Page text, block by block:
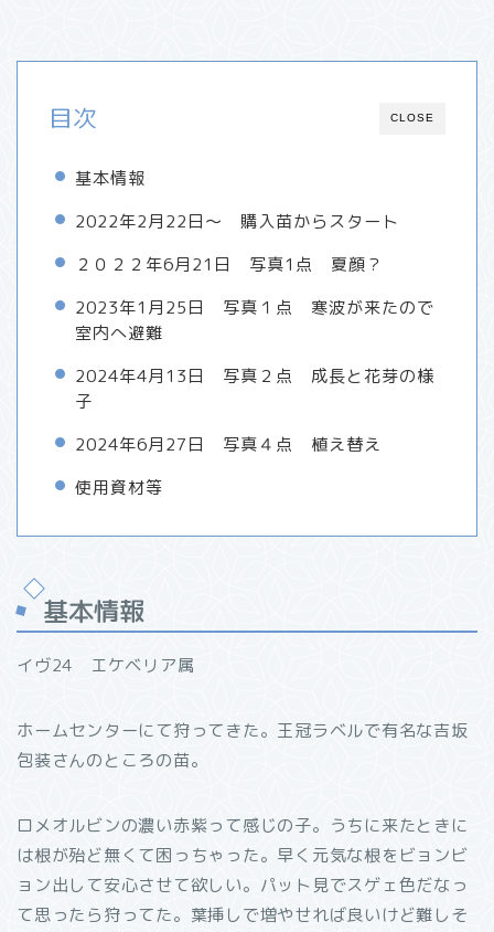
CLOSE
目次
基本情報
2022年2月22日～ 購入苗からスタート
２０２２年6月21日 写真1点 夏顔？
2023年1月25日 写真１点 寒波が来たので
室内へ避難
2024年4月13日 写真２点 成長と花芽の様
子
2024年6月27日 写真４点 植え替え
使用資材等
基本情報
イヴ24 エケベリア属
ホームセンターにて狩ってきた。王冠ラベルで有名な吉坂
包装さんのところの苗。
ロメオルビンの濃い赤紫って感じの子。うちに来たときに
は根が殆ど無くて困っちゃった。早く元気な根をビョンビ
ョン出して安心させて欲しい。パット見でスゲェ色だなっ
て思ったら狩ってた。葉挿しで増やせれば良いけど難しそ